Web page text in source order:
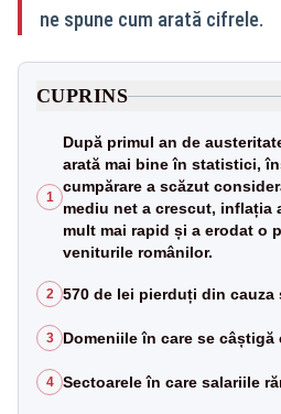
ne spune cum arată cifrele.
CUPRINS
1
După primul an de
arată mai bine în statistici,
cumpărare a scăzut
mediu net a crescut, inflația
mult mai rapid și a erodat o
veniturile românilor.
2 570 de lei pierduți din cauza
3 Domeniile în care se câștigă
4 Sectoarele în care salariile